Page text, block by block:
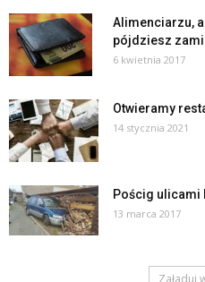
Alimenciarzu,
pójdziesz
6 kwietnia 2017
Otwieramy
14 stycznia 2021
Pościg ulicami
13 marca 2017
Załaduj